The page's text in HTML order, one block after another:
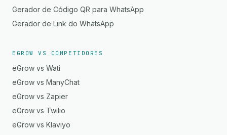
Gerador de Código QR para WhatsApp
Gerador de Link do WhatsApp
EGROW VS COMPETIDORES
eGrow vs Wati
eGrow vs ManyChat
eGrow vs Zapier
eGrow vs Twilio
eGrow vs Klaviyo